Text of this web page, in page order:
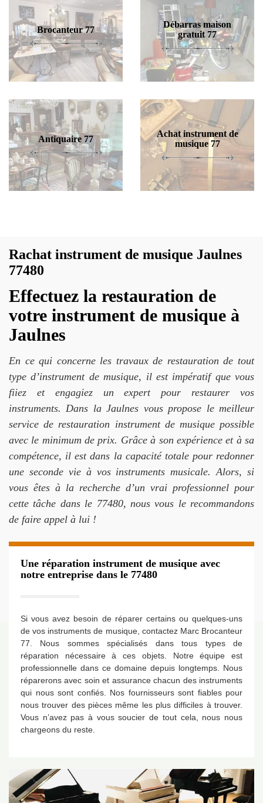
Brocanteur 77
Débarras maison
gratuit 77
Antiquaire 77
Achat instrument de
musique 77
Rachat instrument de musique Jaulnes
77480
Effectuez la restauration de
votre instrument de musique à
Jaulnes
En ce qui concerne les travaux de restauration de tout
type d’instrument de musique, il est impératif que vous
fiiez et engagiez un expert pour restaurer vos
instruments. Dans la Jaulnes vous propose le meilleur
service de restauration instrument de musique possible
avec le minimum de prix. Grâce à son expérience et à sa
compétence, il est dans la capacité totale pour redonner
une seconde vie à vos instruments musicale. Alors, si
vous êtes à la recherche d’un vrai professionnel pour
cette tâche dans le 77480, nous vous le recommandons
de faire appel à lui !
Une réparation instrument de musique avec
notre entreprise dans le 77480
Si vous avez besoin de réparer certains ou quelques-uns
de vos instruments de musique, contactez Marc Brocanteur
77. Nous sommes spécialisés dans tous types de
réparation nécessaire à ces objets. Notre équipe est
professionnelle dans ce domaine depuis longtemps. Nous
réparerons avec soin et assurance chacun des instruments
qui nous sont confiés. Nos fournisseurs sont fiables pour
nous trouver des pièces même les plus difficiles à trouver.
Vous n’avez pas à vous soucier de tout cela, nous nous
chargeons du reste.